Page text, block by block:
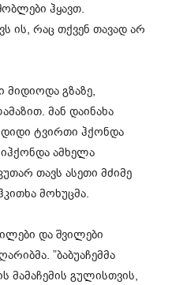
ჰყავთ.
ის, რაც თქვენ თავად არ
მიდიოდა გზაზე,
მან დაინახა
დიდი ტვირთი ჰქონდა
ამხელა
თავს ასეთი მძიმე
მოხუცმა.
და შვილები
”ბაბუაჩემმა
მამაჩემის გულისთვის,